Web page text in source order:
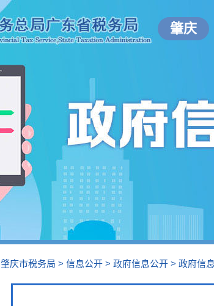
肇庆
肇庆市税务局 > 信息公开 > 政府信息公开 > 政府信